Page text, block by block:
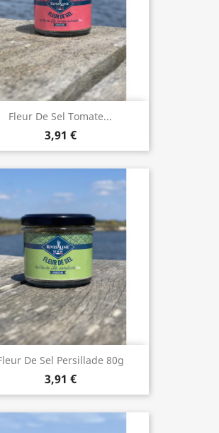
Fleur De Sel Tomate...
3,91 €
De Sel Persillade 80g
3,91 €